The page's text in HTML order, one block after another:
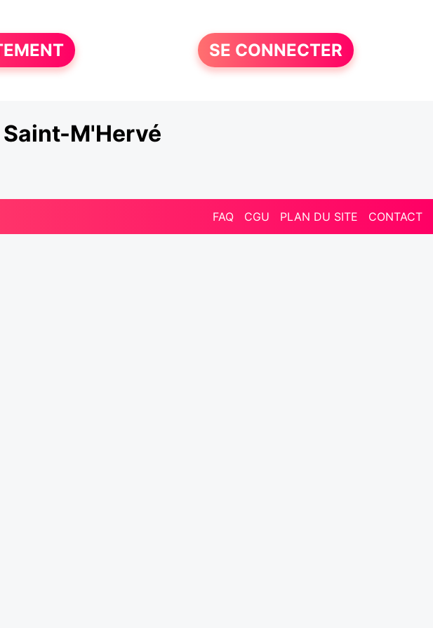
SE CONNECTER
M'Hervé
FAQ CGU PLAN DU SITE CONTACT